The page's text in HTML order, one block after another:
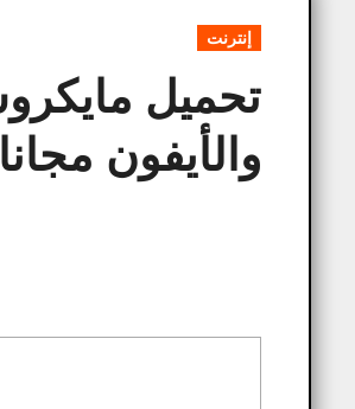
إنترنت
والأيفون مجانا 2025